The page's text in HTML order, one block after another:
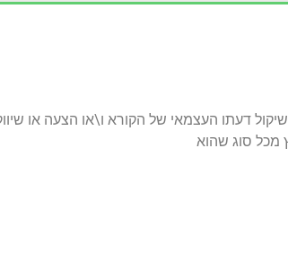
דעתו העצמאי של הקורא ו\או הצעה או
מכל סוג שהוא